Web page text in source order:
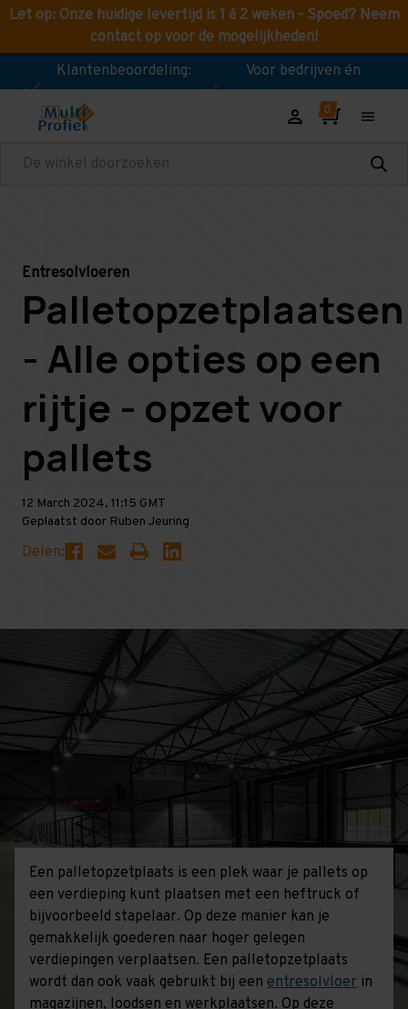
Let op: Onze huidige levertijd is 1 á 2 weken - Spoed? Neem
contact op voor de mogelijkheden!
Klantenbeoordeling:
Voor bedrijven én
consumenten!
Zoeken
Entresolvloeren
Palletopzetplaatsen
- Alle opties op een
rijtje - opzet voor
pallets
12 March 2024, 11:15 GMT
Geplaatst door Ruben Jeuring
Delen:
Een palletopzetplaats is een plek waar je pallets op
een verdieping kunt plaatsen met een heftruck of
bijvoorbeeld stapelaar. Op deze manier kan je
gemakkelijk goederen naar hoger gelegen
verdiepingen verplaatsen. Een palletopzetplaats
wordt dan ook vaak gebruikt bij een entresolvloer in
magazijnen, loodsen en werkplaatsen. Op deze